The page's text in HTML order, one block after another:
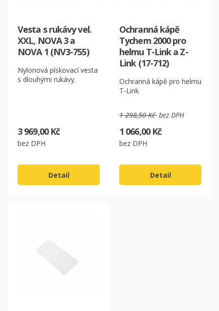
Vesta s rukávy vel.
XXL, NOVA 3 a
NOVA 1 (NV3-755)
Nylonová pískovací vesta
s dlouhými rukávy.
3 969,00 Kč
bez DPH
Detail
Ochranná kápě
Tychem 2000 pro
helmu T-Link a Z-
Link (17-712)
Ochranná kápě pro helmu
T-Link
1 298,50 Kč bez DPH
1 066,00 Kč
bez DPH
Detail